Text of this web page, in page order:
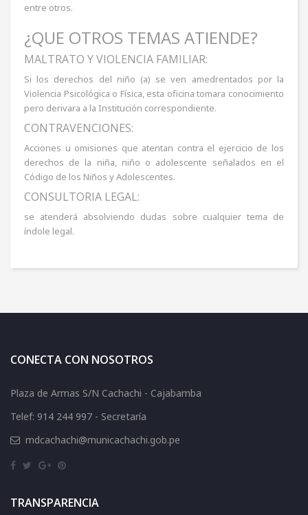
entre otros.
¿QUE OTROS TEMAS ATIENDE?
MALTRATO Y VIOLENCIA FAMILIAR:
Si los derechos del niño (a) se ven amedrentados por la
Violencia Psicológica o Física, esta oficina tomara conocimiento
pero derivara a la Institución correspondiente.
CONTRAVENCIONES:
Acciones u omisiones que atentan contra el ejercicio de los
derechos de la niña, niño o adolescente señalados en el
Código de los Niños y Adolescentes.
CONSULTORIA LEGAL:
se atenderá absolviendo dudas sobre cualquier tema de
índole legal.
CONECTA CON NOSOTROS
Plaza de Armas S/N Cachachi - Cajabamba
Telef: 914 244 997 - Secretaría
mdcachachi@municachachi.gob.pe
TRANSPARENCIA